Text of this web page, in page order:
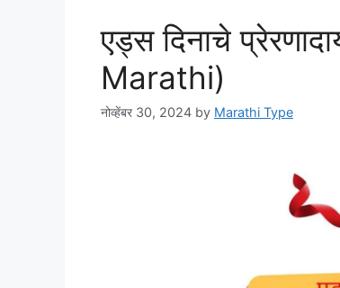
एड्स दिनाचे
Marathi)
नोव्हेंबर 30, 2024 by Marathi Type